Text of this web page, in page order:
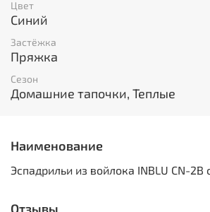
Цвет
Синий
Застёжка
Пряжка
Сезон
Домашние тапочки, Теплые
Наименование
Эспадрильи из войлока INBLU CN-2B
Отзывы